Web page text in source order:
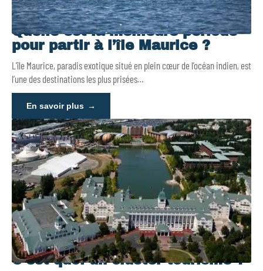
Quelle est la meilleure période
pour partir à l’île Maurice ?
L’île Maurice, paradis exotique situé en plein cœur de l’océan indien, est
l’une des destinations les plus prisées…
En savoir plus
C’est quoi un cluster tourisme ?